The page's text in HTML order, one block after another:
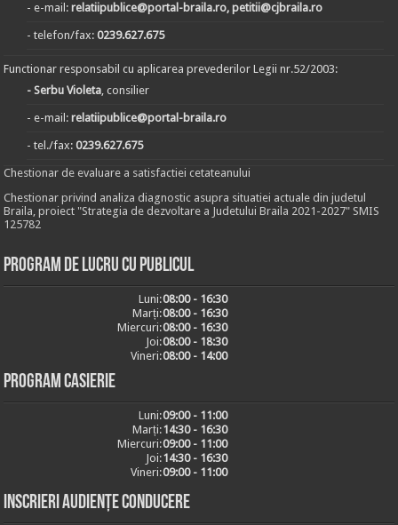
- e-mail:relatiipublice@portal-braila.ro, petitii@cjbraila.ro
- telefon/fax:0239.627.675
Functionar responsabil cu aplicarea prevederilor Legii nr.52/2003:
- Serbu Violeta, consilier
- e-mail:relatiipublice@portal-braila.ro
- tel./fax:0239.627.675
Chestionar de evaluare a satisfactiei cetateanului
Chestionar privind analiza diagnostic asupra situatiei actuale din judetul
Braila, proiect "Strategia de dezvoltare a Judetului Braila 2021-2027" SMIS
125782
Program de lucru cu publicul
Luni:08:00 - 16:30
Marți:08:00 - 16:30
Miercuri:08:00 - 16:30
Joi:08:00 - 18:30
Vineri:08:00 - 14:00
Program casierie
Luni:09:00 - 11:00
Marți:14:30 - 16:30
Miercuri:09:00 - 11:00
Joi:14:30 - 16:30
Vineri:09:00 - 11:00
Inscrieri audiențe conducere